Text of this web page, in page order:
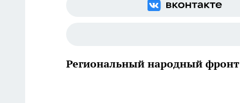
Региональный народный